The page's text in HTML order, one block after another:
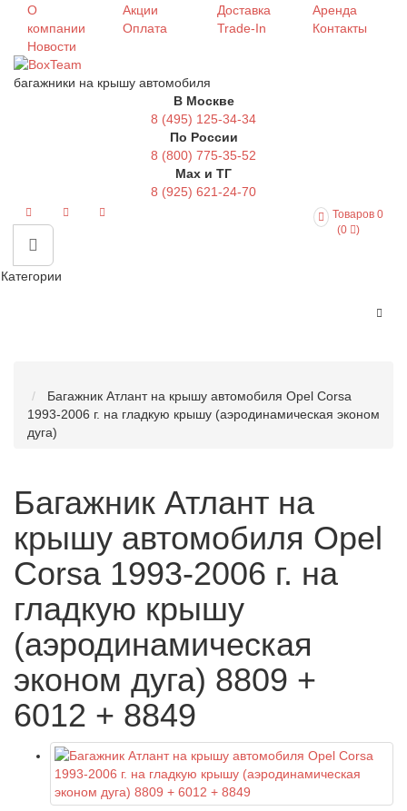
О
компании
Новости
Акции
Оплата
Доставка
Trade-In
Аренда
Контакты
багажники на крышу автомобиля
В Москве
8 (495) 125-34-34
По России
8 (800) 775-35-52
Max и ТГ
8 (925) 621-24-70
Товаров 0
(0
)
Категории
Багажник Атлант на крышу автомобиля Opel Corsa
1993-2006 г. на гладкую крышу (аэродинамическая эконом
дуга)
Багажник Атлант на
крышу автомобиля Opel
Corsa 1993-2006 г. на
гладкую крышу
(аэродинамическая
эконом дуга) 8809 +
6012 + 8849